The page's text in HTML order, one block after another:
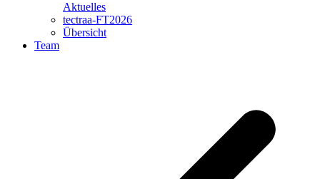
Aktuelles
tectraa-FT2026
Übersicht
Team